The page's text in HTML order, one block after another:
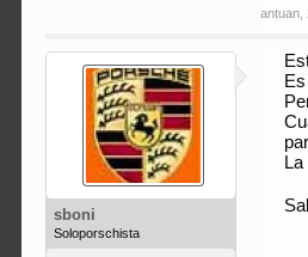
antuan
sboni
Soloporschista